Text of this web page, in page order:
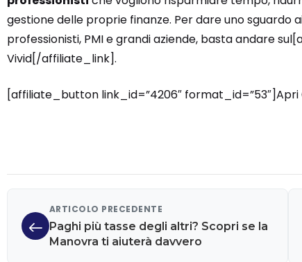
gestione delle proprie finanze. Per dare uno sguardo
professionisti, PMI e grandi aziende, basta andare
Vivid[/affiliate_link].
[affiliate_button link_id=”4206″
ARTICOLO PRECEDENTE
Paghi più tasse degli altri? Scopri se la
Manovra ti aiuterà davvero